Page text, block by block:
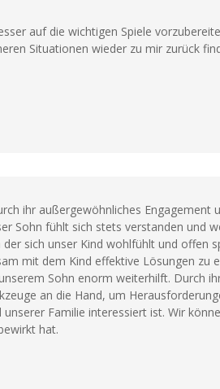
auf die wichtigen Spiele
Situationen wieder zu mir zurück
ihr außergewöhnliches Engagement
Sohn fühlt sich stets verstanden und
sich unser Kind wohlfühlt und offen
mit dem Kind effektive Lösungen zu
Sohn enorm weiterhilft. Durch
an die Hand, um
Familie interessiert ist. Wir
hat.